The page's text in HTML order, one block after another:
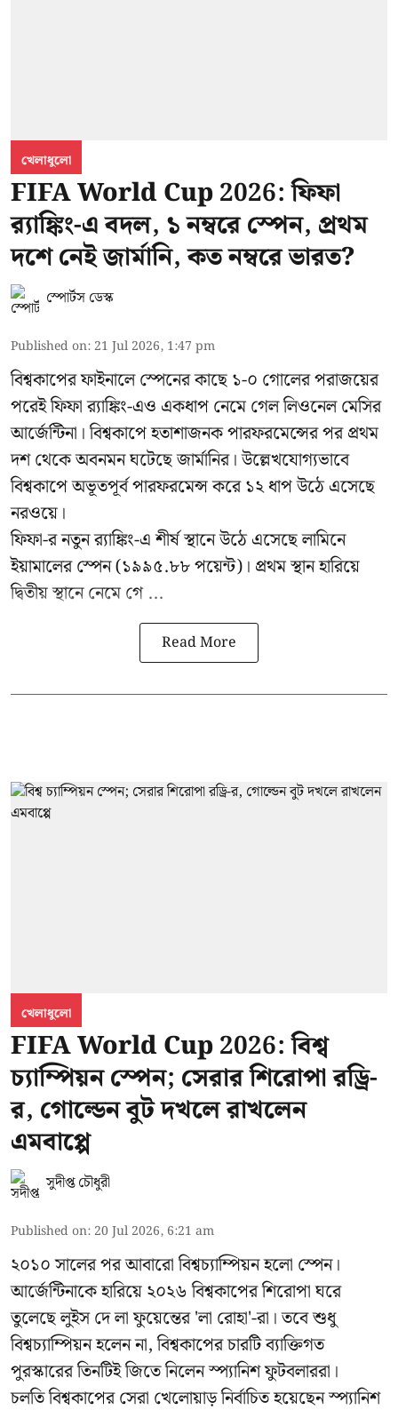
খেলাধুলো
FIFA World Cup 2026: ফিফা
র‍্যাঙ্কিং-এ বদল, ১ নম্বরে স্পেন, প্রথম
দশে নেই জার্মানি, কত নম্বরে ভারত?
স্পোর্টস ডেস্ক
Published on: 21 Jul 2026, 1:47 pm
বিশ্বকাপের ফাইনালে স্পেনের কাছে ১-০ গোলের পরাজয়ের
পরেই ফিফা র‍্যাঙ্কিং-এও একধাপ নেমে গেল লিওনেল মেসির
আর্জেন্টিনা। বিশ্বকাপে হতাশাজনক পারফরমেন্সের পর প্রথম
দশ থেকে অবনমন ঘটেছে জার্মানির। উল্লেখযোগ্যভাবে
বিশ্বকাপে অভূতপূর্ব পারফরমেন্স করে ১২ ধাপ উঠে এসেছে
নরওয়ে।
ফিফা-র নতুন র‍্যাঙ্কিং-এ শীর্ষ স্থানে উঠে এসেছে লামিনে
ইয়ামালের স্পেন (১৯৯৫.৮৮ পয়েন্ট)। প্রথম স্থান হারিয়ে
দ্বিতীয় স্থানে নেমে গে ...
Read More
খেলাধুলো
FIFA World Cup 2026: বিশ্ব
চ্যাম্পিয়ন স্পেন; সেরার শিরোপা রড্রি-
র, গোল্ডেন বুট দখলে রাখলেন
এমবাপ্পে
সুদীপ্ত চৌধুরী
Published on: 20 Jul 2026, 6:21 am
২০১০ সালের পর আবারো বিশ্বচ্যাম্পিয়ন হলো স্পেন।
আর্জেন্টিনাকে হারিয়ে ২০২৬ বিশ্বকাপের শিরোপা ঘরে
তুলেছে লুইস দে লা ফুয়েন্তের 'লা রোহা'-রা। তবে শুধু
বিশ্বচ্যাম্পিয়ন হলেন না, বিশ্বকাপের চারটি ব্যাক্তিগত
পুরস্কারের তিনটিই জিতে নিলেন স্প্যানিশ ফুটবলাররা।
চলতি বিশ্বকাপের সেরা খেলোয়াড় নির্বাচিত হয়েছেন স্প্যানিশ